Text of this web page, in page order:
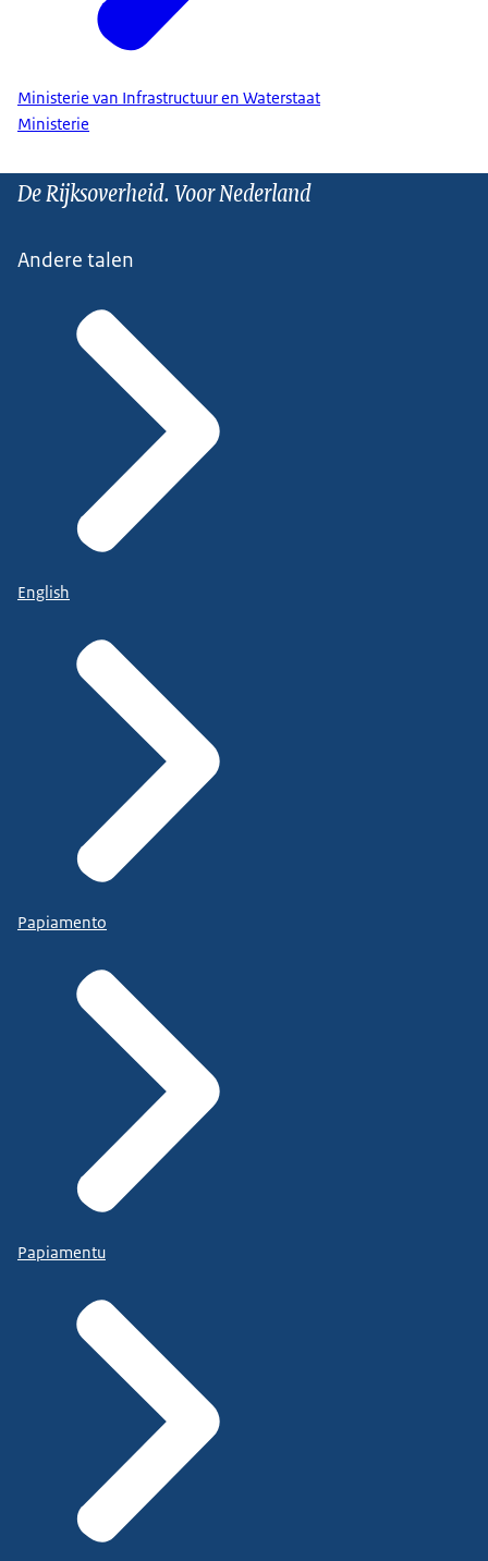
Ministerie van Infrastructuur en Waterstaat
Ministerie
De Rijksoverheid. Voor Nederland
Andere talen
English
Papiamento
Papiamentu